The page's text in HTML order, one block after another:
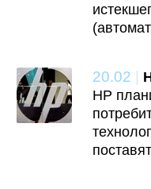
20.02 |
HP